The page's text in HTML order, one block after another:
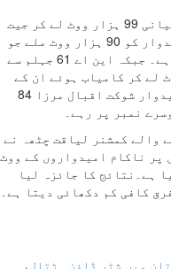
این اے 60 جہلم سے ن لیگ کے بلال اظہر کیانی 99 ہزار ووٹ لے کر جیت
گئے ان کے مدمقابل پی ٹی آئی آزاد امیدوار کو 90 ہزار ووٹ ملے جو
صرف نو ہزار ووٹوں سے دوسرے نمبر پر رہے۔ جبکہ این اے 61 جہلم سے
88 ہزار ووٹ لے کر کامیاب ہوئے ان کے
مخالف پی ٹی آئی حمایت یافتہ آزاد امیدوار شوکت اقبال مرزا 84
کمشنر لیاقت چٹھہ نے
پر ناکام امیدواروں کے ووٹ
کا جائزہ لیا
کم دکھائی دیتا ہے۔
شٹر ڈاؤن ہڑتال،